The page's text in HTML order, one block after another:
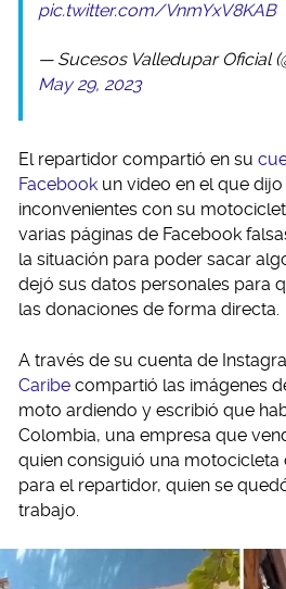
pic.twitter.com/VnmYxV8KAB
— Sucesos Valledupar Oficial
May 29, 2023
El repartidor compartió en su
Facebook un video en el que
inconvenientes con su
varias páginas de Facebook
la situación para poder sacar
dejó sus datos personales para
las donaciones de forma directa.
A través de su cuenta de
Caribe compartió las imágenes
moto ardiendo y escribió que
Colombia, una empresa que
quien consiguió una
para el repartidor, quien se
trabajo.